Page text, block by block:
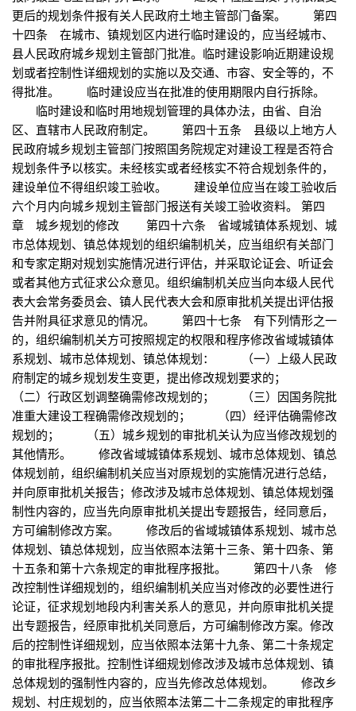
更后的规划条件报有关人民政府土地主管部门备案。 第四
十四条 在城市、镇规划区内进行临时建设的，应当经城市、
县人民政府城乡规划主管部门批准。临时建设影响近期建设规
划或者控制性详细规划的实施以及交通、市容、安全等的，不
得批准。 临时建设应当在批准的使用期限内自行拆除。
临时建设和临时用地规划管理的具体办法，由省、自治
区、直辖市人民政府制定。 第四十五条 县级以上地方人
民政府城乡规划主管部门按照国务院规定对建设工程是否符合
规划条件予以核实。未经核实或者经核实不符合规划条件的，
建设单位不得组织竣工验收。 建设单位应当在竣工验收后
六个月内向城乡规划主管部门报送有关竣工验收资料。 第四
章 城乡规划的修改 第四十六条 省域城镇体系规划、城
市总体规划、镇总体规划的组织编制机关，应当组织有关部门
和专家定期对规划实施情况进行评估，并采取论证会、听证会
或者其他方式征求公众意见。组织编制机关应当向本级人民代
表大会常务委员会、镇人民代表大会和原审批机关提出评估报
告并附具征求意见的情况。 第四十七条 有下列情形之一
的，组织编制机关方可按照规定的权限和程序修改省域城镇体
系规划、城市总体规划、镇总体规划： （一）上级人民政
府制定的城乡规划发生变更，提出修改规划要求的；
（二）行政区划调整确需修改规划的； （三）因国务院批
准重大建设工程确需修改规划的； （四）经评估确需修改
规划的； （五）城乡规划的审批机关认为应当修改规划的
其他情形。 修改省域城镇体系规划、城市总体规划、镇总
体规划前，组织编制机关应当对原规划的实施情况进行总结，
并向原审批机关报告；修改涉及城市总体规划、镇总体规划强
制性内容的，应当先向原审批机关提出专题报告，经同意后，
方可编制修改方案。 修改后的省域城镇体系规划、城市总
体规划、镇总体规划，应当依照本法第十三条、第十四条、第
十五条和第十六条规定的审批程序报批。 第四十八条 修
改控制性详细规划的，组织编制机关应当对修改的必要性进行
论证，征求规划地段内利害关系人的意见，并向原审批机关提
出专题报告，经原审批机关同意后，方可编制修改方案。修改
后的控制性详细规划，应当依照本法第十九条、第二十条规定
的审批程序报批。控制性详细规划修改涉及城市总体规划、镇
总体规划的强制性内容的，应当先修改总体规划。 修改乡
规划、村庄规划的，应当依照本法第二十二条规定的审批程序